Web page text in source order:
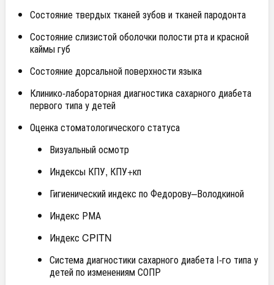
Состояние твердых тканей зубов и тканей пародонта
Состояние слизистой оболочки полости рта и красной
каймы губ
Состояние дорсальной поверхности языка
Клинико-лабораторная диагностика сахарного диабета
первого типа у детей
Оценка стоматологического статуса
Визуальный осмотр
Индексы КПУ, КПУ+кп
Гигиенический индекс по Федорову–Володкиной
Индекс РМА
Индекс CPITN
Система диагностики сахарного диабета l-гo типа у
детей по изменениям СОПР